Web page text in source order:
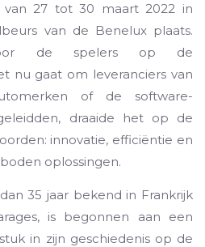
27 tot 30 maart 2022 in
van de Benelux plaats.
de spelers op de
nu gaat om leveranciers van
of de software-
draaide het op de
innovatie, efficiëntie en
oplossingen.
35 jaar bekend in Frankrijk
is begonnen aan een
in zijn geschiedenis op de